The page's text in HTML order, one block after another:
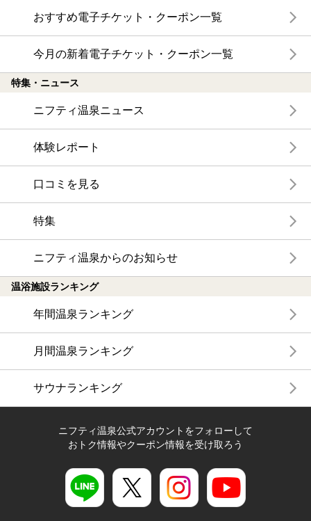
おすすめ電子チケット・クーポン一覧
今月の新着電子チケット・クーポン一覧
特集・ニュース
ニフティ温泉ニュース
体験レポート
口コミを見る
特集
ニフティ温泉からのお知らせ
温浴施設ランキング
年間温泉ランキング
月間温泉ランキング
サウナランキング
ニフティ温泉公式アカウントをフォローして
おトク情報やクーポン情報を受け取ろう